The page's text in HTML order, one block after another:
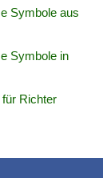
Symbole aus
Symbole in
Richter